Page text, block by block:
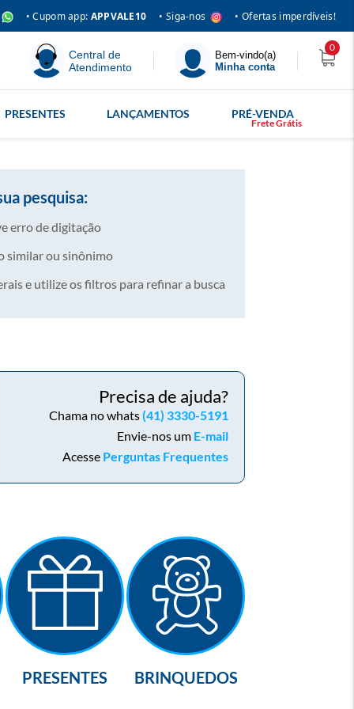
• Cupom app: APPVALE10 • Siga-nos • Ofertas imperdíveis!
Central de
Atendimento
Bem-vindo(a)
Minha conta
0
PRESENTES LANÇAMENTOS PRÉ-VENDA
pesquisa:
erro de digitação
similar ou sinônimo
e utilize os filtros para refinar a busca
Precisa de ajuda?
Chama no whats(41) 3330-5191
Envie-nos um E-mail
Acesse Perguntas Frequentes
PRESENTES BRINQUEDOS